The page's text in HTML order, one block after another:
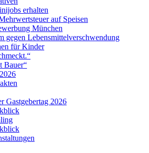
erhalten
auf Speisen
München
gegen Lebensmittelverschwendung
für Kinder
Bauer“
Gastgebertag 2026